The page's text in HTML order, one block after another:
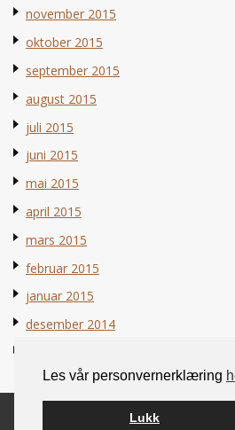
Les vår personvernerklæring
Lukk
november 2015
oktober 2015
september 2015
august 2015
juli 2015
juni 2015
mai 2015
april 2015
mars 2015
februar 2015
januar 2015
desember 2014
© 2026 Norsk Berner